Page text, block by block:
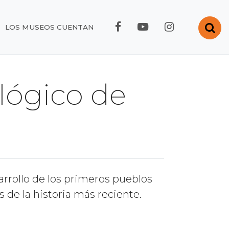
LOS MUSEOS CUENTAN FACEBOOK RMC
YOUTUBE RMC
de
de los primeros pueblos
de la historia más reciente.